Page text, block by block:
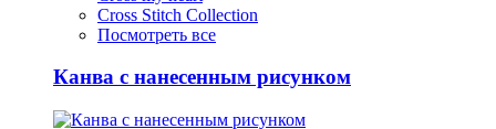
Cross Stitch Collection
Посмотреть все
Канва с нанесенным рисунком